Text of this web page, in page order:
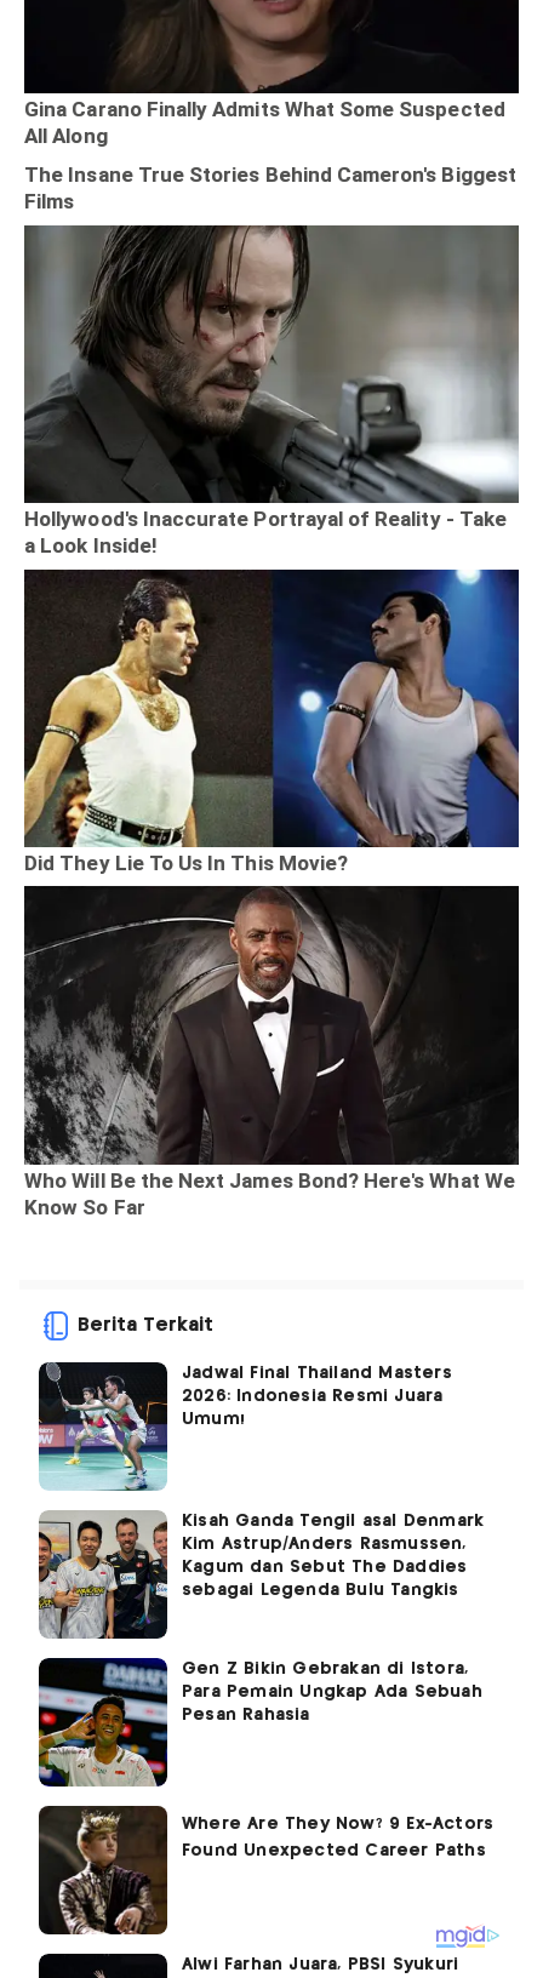
Berita Terkait
Jadwal Final Thailand Masters
2026: Indonesia Resmi Juara
Umum!
Kisah Ganda Tengil asal Denmark
Kim Astrup/Anders Rasmussen,
Kagum dan Sebut The Daddies
sebagai Legenda Bulu Tangkis
Gen Z Bikin Gebrakan di Istora,
Para Pemain Ungkap Ada Sebuah
Pesan Rahasia
Alwi Farhan Juara, PBSI Syukuri